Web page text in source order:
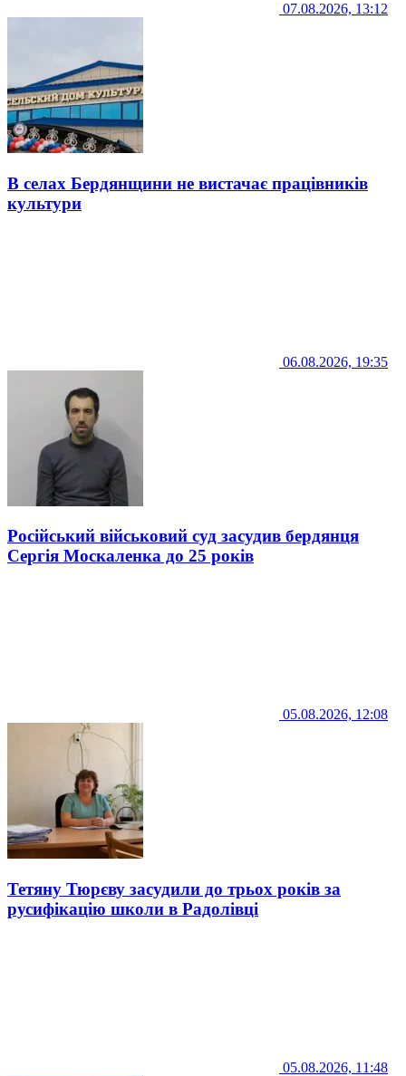
07.08.2026, 13:12
В селах Бердянщини не вистачає працівників
культури
06.08.2026, 19:35
Російський військовий суд засудив бердянця
Сергія Москаленка до 25 років
05.08.2026, 12:08
Тетяну Тюрєву засудили до трьох років за
русифікацію школи в Радолівці
05.08.2026, 11:48